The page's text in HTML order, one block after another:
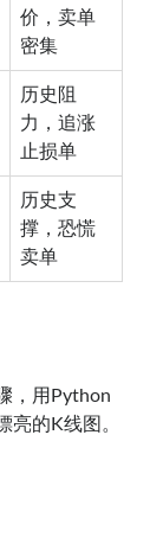
价，卖单
密集
历史阻
力，追涨
止损单
历史支
撑，恐慌
卖单
，用Python
亮的K线图。